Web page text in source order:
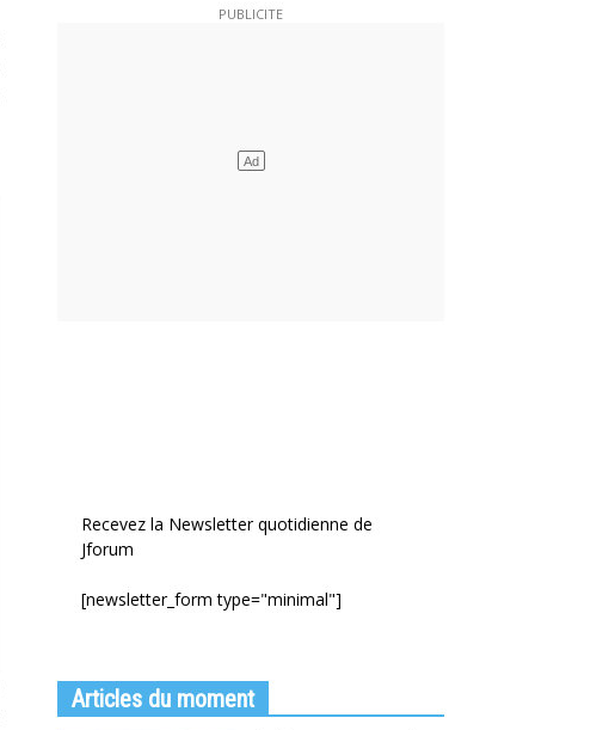
Recevez la Newsletter quotidienne de
Jforum
[newsletter_form type="minimal"]
Articles du moment